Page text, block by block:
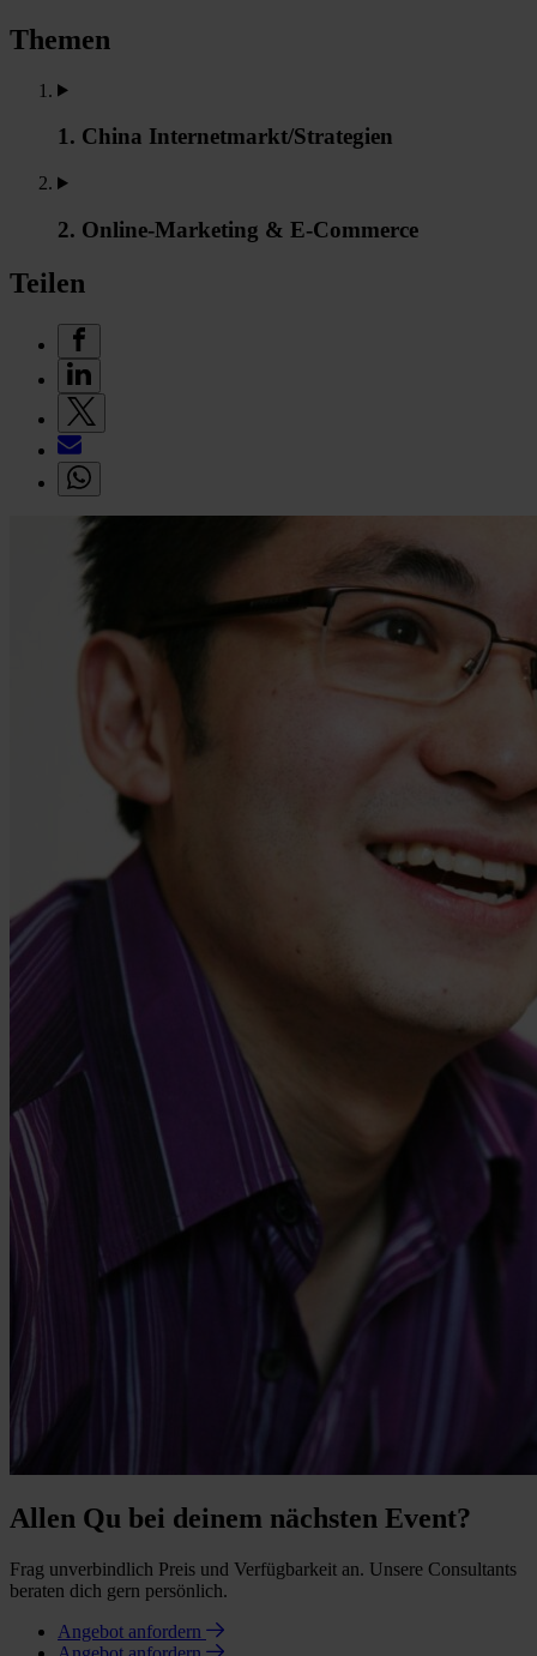
Themen
1. China Internetmarkt/Strategien
2. Online-Marketing & E-Commerce
Teilen
Allen Qu bei deinem nächsten Event?
Frag unverbindlich Preis und Verfügbarkeit an. Unsere Consultants
beraten dich gern persönlich.
Angebot anfordern